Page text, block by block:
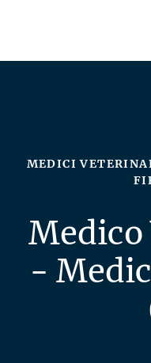
MEDICI
-